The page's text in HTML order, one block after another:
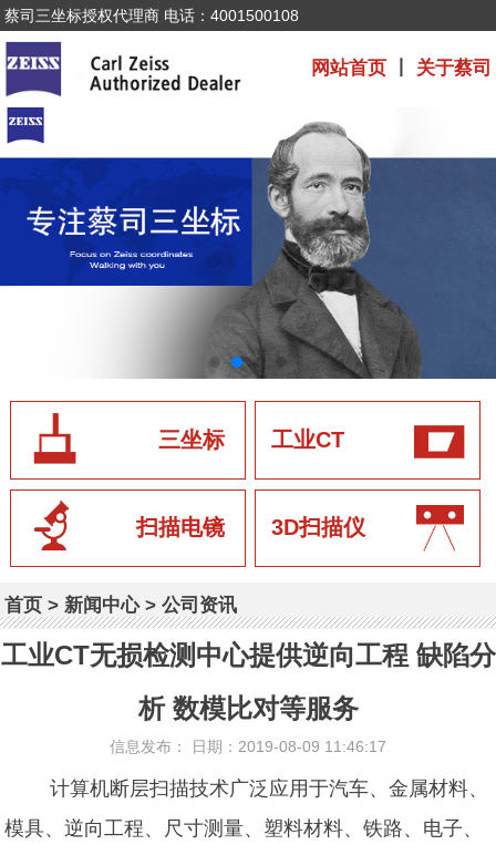
蔡司三坐标授权代理商 电话：4001500108
网站首页丨 关于蔡司
三坐标 工业CT
扫描电镜 3D扫描仪
首页 > 新闻中心>公司资讯
工业CT无损检测中心提供逆向工程 缺陷分
析 数模比对等服务
信息发布： 日期：2019-08-09 11:46:17
计算机断层扫描技术广泛应用于汽车、金属材料、
模具、逆向工程、尺寸测量、塑料材料、铁路、电子、